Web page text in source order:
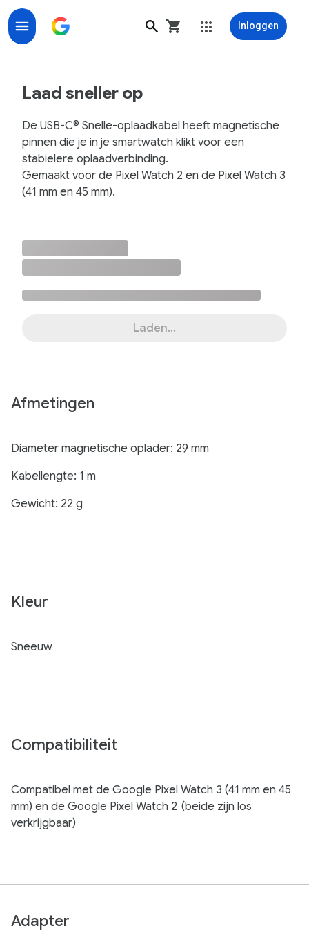
Inloggen
Laad sneller op
De USB-C® Snelle-oplaadkabel heeft magnetische
pinnen die je in je smartwatch klikt voor een
stabielere oplaadverbinding.
Gemaakt voor de Pixel Watch 2 en de Pixel Watch 3
(41 mm en 45 mm).
Laden...
Afmetingen
Diameter magnetische oplader: 29 mm
Kabellengte: 1 m
Gewicht: 22 g
Kleur
Sneeuw
Compatibiliteit
Compatibel met de Google Pixel Watch 3 (41 mm en 45
mm) en de Google Pixel Watch 2 (beide zijn los
verkrijgbaar)
Adapter